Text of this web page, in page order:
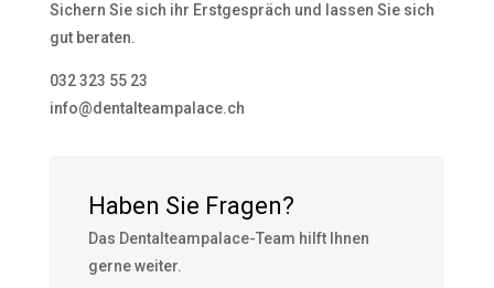
Sichern Sie sich ihr Erstgespräch und lassen Sie sich
gut beraten.
032 323 55 23
info@dentalteampalace.ch
Haben Sie Fragen?
Das Dentalteampalace-Team hilft Ihnen
gerne weiter.